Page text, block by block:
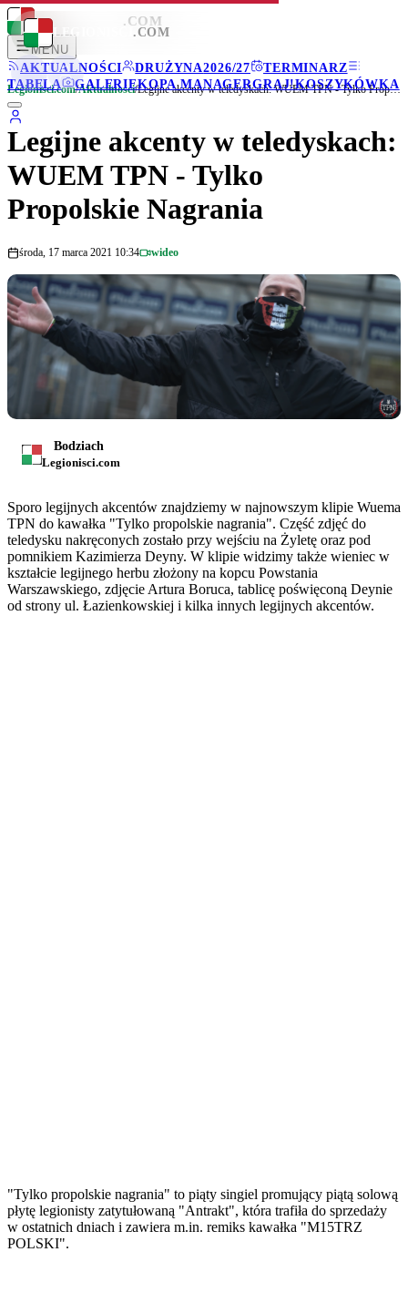
LEGIONISCI .COM
MENU
AKTUALNOŚCI
DRUŻYNA2026/27
TERMINARZ
TABELA
GALERIEKOPA MANAGERGRAJ!KOSZYKÓWKA
LEGIONISCI .COM
Legionisci.com/Aktualności/ Legijne akcenty w teledyskach: WUEM TPN - Tylko Propolskie Nagrania
Legijne akcenty w teledyskach:
WUEM TPN - Tylko
Propolskie Nagrania
środa, 17 marca 2021 10:34 wideo
Bodziach
Legionisci.com
Sporo legijnych akcentów znajdziemy w najnowszym klipie Wuema
TPN do kawałka "Tylko propolskie nagrania". Część zdjęć do
teledysku nakręconych zostało przy wejściu na Żyletę oraz pod
pomnikiem Kazimierza Deyny. W klipie widzimy także wieniec w
kształcie legijnego herbu złożony na kopcu Powstania
Warszawskiego, zdjęcie Artura Boruca, tablicę poświęconą Deynie
od strony ul. Łazienkowskiej i kilka innych legijnych akcentów.
"Tylko propolskie nagrania" to piąty singiel promujący piątą solową
płytę legionisty zatytułowaną "Antrakt", która trafiła do sprzedaży
w ostatnich dniach i zawiera m.in. remiks kawałka "M15TRZ
POLSKI".